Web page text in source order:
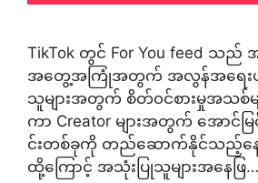
TikTok တွင် For You feed သည်
အတွေ့အကြုံအတွက် အလွန်အရေးပါ
သူများအတွက် စိတ်၀င်စားမှုအသစ်မ
ကာ Creator များအတွက် အောင်
င်းတစ်ခုကို တည်ဆောက်နိုင်သည့်နေ
ထို့ကြောင့် အသုံးပြုသူများအနေဖြ…